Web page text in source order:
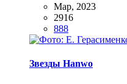
Мар, 2023
2916
888
Звезды Hanwo